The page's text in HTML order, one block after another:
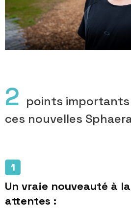
2 points
ces nouvelles
Un vraie nouveauté à
attentes :